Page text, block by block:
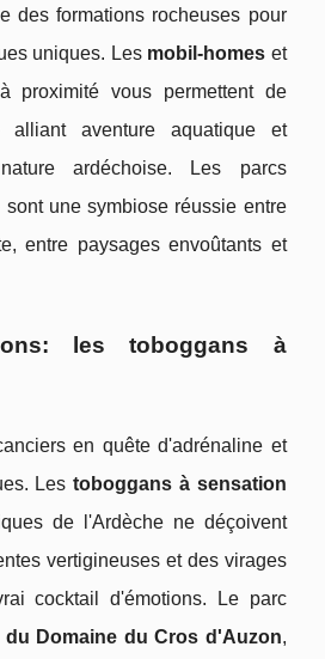
des formations rocheuses pour
uniques. Les mobil-homes et
proximité vous permettent de
alliant aventure aquatique et
ardéchoise. Les parcs
une symbiose réussie entre
entre paysages envoûtants et
les toboggans à
en quête d'adrénaline et
Lestoboggans à sensation
de l'Ardèche ne déçoivent
vertigineuses et des virages
cocktail d'émotions. Le parc
du Domaine du Cros d'Auzon,